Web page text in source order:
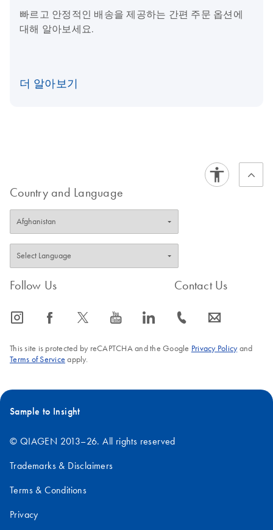
빠르고 안정적인 배송을 제공하는 간편 주문 옵션에
대해 알아보세요.
더 알아보기
Country and Language
Follow Us
icon_0065_instagram-s icon_0064_facebook-s icon_0340_cc_gen_x-s icon_0077_youtube-s icon_0066_linkedin-s
Contact Us
icon_0072_phone-s icon_0063_envelope-s
This site is protected by reCAPTCHA and the Google Privacy Policyand
Terms of Service apply.
Sample to Insight
© QIAGEN 2013–26. All rights reserved
Trademarks & Disclaimers
Terms & Conditions
Privacy